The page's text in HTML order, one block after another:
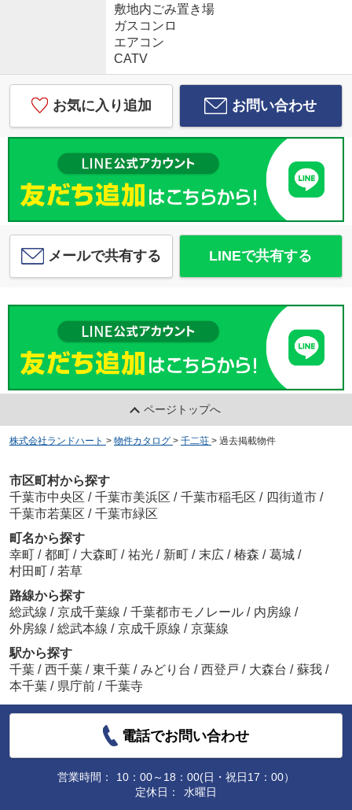
敷地内ごみ置き場
ガスコンロ
エアコン
CATV
お気に入り追加 お問い合わせ
メールで共有する LINEで共有する
ページトップへ
株式会社ランドハート > 物件カタログ > 千二荘 > 過去掲載物件
市区町村から探す
千葉市中央区 / 千葉市美浜区 / 千葉市稲毛区 / 四街道市 /
千葉市若葉区 / 千葉市緑区
町名から探す
幸町 / 都町 / 大森町 / 祐光 / 新町 / 末広 / 椿森 / 葛城 /
村田町 / 若草
路線から探す
総武線 / 京成千葉線 / 千葉都市モノレール / 内房線 /
外房線 / 総武本線 / 京成千原線 / 京葉線
駅から探す
千葉 / 西千葉 / 東千葉 / みどり台 / 西登戸 / 大森台 / 蘇我 /
本千葉 / 県庁前 / 千葉寺
電話でお問い合わせ
営業時間：
10：00～18：00(日・祝日17：00）
定休日：
水曜日